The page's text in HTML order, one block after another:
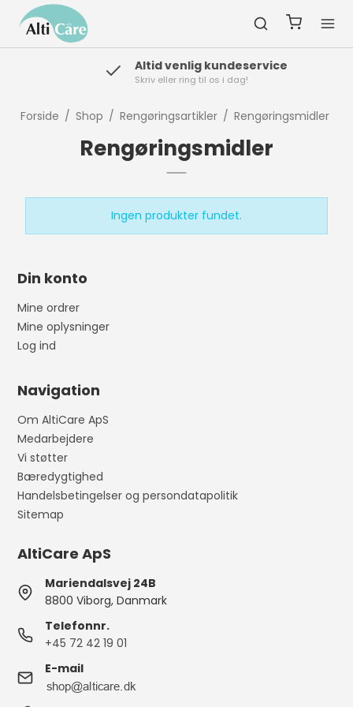
Altid venlig kundeservice
Skriv eller ring til os i dag!
Forside / Shop / Rengøringsartikler / Rengøringsmidler
Rengøringsmidler
Ingen produkter fundet.
Din konto
Mine ordrer
Mine oplysninger
Log ind
Navigation
Om AltiCare ApS
Medarbejdere
Vi støtter
Bæredygtighed
Handelsbetingelser og persondatapolitik
Sitemap
AltiCare ApS
Mariendalsvej 24B
8800 Viborg, Danmark
Telefonnr.
+45 72 42 19 01
E-mail